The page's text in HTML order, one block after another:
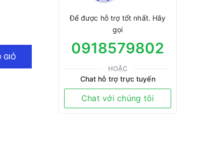
GIỎ
Để được hỗ trợ tốt nhất. Hãy
gọi
0918579802
HOẶC
Chat hỗ trợ trực tuyến
Chat với chúng tôi